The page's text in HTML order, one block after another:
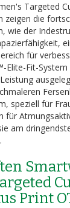
Targeted
zeigen die
wie der
für
Elite-Fit-
speziell für
für
am
Print